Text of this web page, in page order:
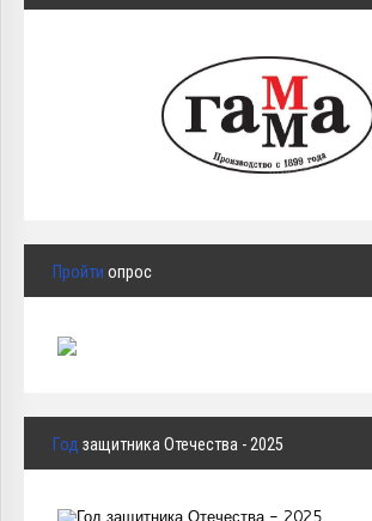
Пройти опрос
Год защитника Отечества - 2025